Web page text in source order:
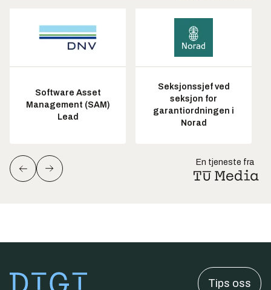
Software Asset
Management (SAM)
Lead
Seksjonssjef ved
seksjon for
garantiordningen i
Norad
En tjeneste fra
Tips oss